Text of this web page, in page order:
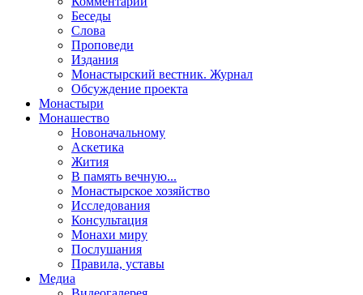
Беседы
Слова
Проповеди
Издания
Монастырский вестник. Журнал
Обсуждение проекта
Монастыри
Монашество
Новоначальному
Аскетика
Жития
В память вечную...
Монастырское хозяйство
Исследования
Консультация
Монахи миру
Послушания
Правила, уставы
Медиа